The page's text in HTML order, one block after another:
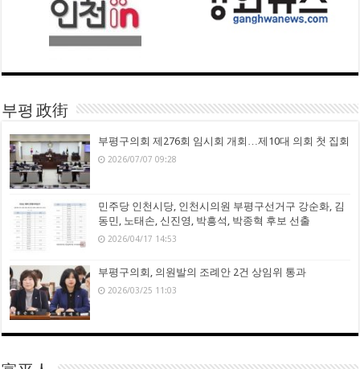
부평 政街
부평구의회 제276회 임시회 개회…제10대 의회 첫 집회
2026/07/07 09:28
민주당 인천시당, 인천시의원 부평구선거구 강순화, 김
동민, 노태손, 신진영, 박흥석, 박종혁 후보 선출
2026/04/17 14:53
부평구의회, 의원발의 조례안 2건 상임위 통과
2026/03/25 11:03